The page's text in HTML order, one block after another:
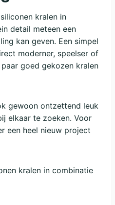
kralen in
detail meteen een
kan geven. Een simpel
moderner, speelser of
goed gekozen kralen
gewoon ontzettend leuk
elkaar te zoeken. Voor
een heel nieuw project
kralen in combinatie